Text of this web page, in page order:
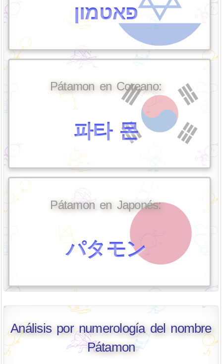
פאטמון
Pátamon en Coreano:
파타 몬
Pátamon en Japonés:
パタモン
Análisis por numerología del nombre
Pátamon